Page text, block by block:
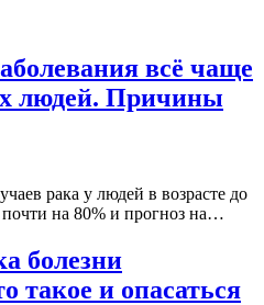
всё чаще
людей. Причины
рака у людей в возрасте до
на 80% и прогноз на…
болезни
такое и опасаться